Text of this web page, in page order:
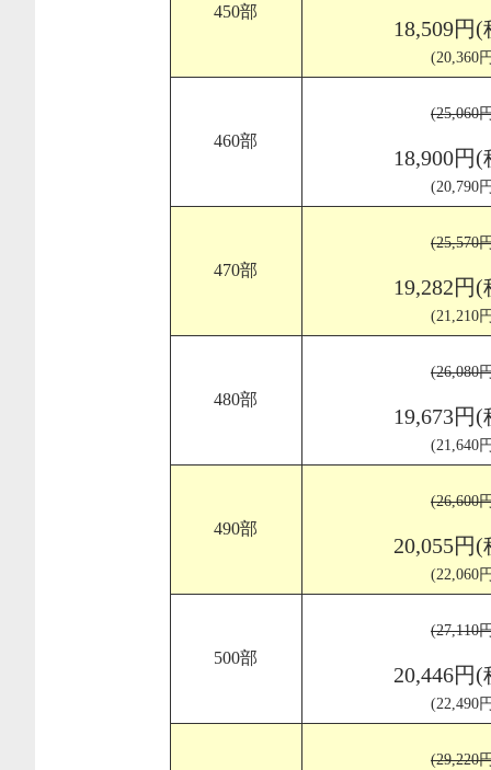
450部
18,509円
(20,360
460部
(25,060
18,900円
(20,790
470部
(25,570
19,282円
(21,210
480部
(26,080
19,673円
(21,640
490部
(26,600
20,055円
(22,060
500部
(27,110
20,446円
(22,490
(29,220